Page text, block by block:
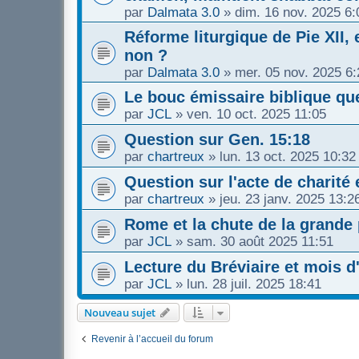
par Dalmata 3.0 » dim. 16 nov. 2025
Réforme liturgique de Pie
non ?
par Dalmata 3.0 » mer. 05 nov. 2025
Le bouc émissaire biblique
par JCL » ven. 10 oct. 2025 11:05
Question sur Gen. 15:18
par chartreux » lun. 13 oct. 2025 10:32
Question sur l'acte de charité
par chartreux » jeu. 23 janv. 2025
Rome et la chute de la
par JCL » sam. 30 août 2025 11:51
Lecture du Bréviaire et mois
par JCL » lun. 28 juil. 2025 18:41
Nouveau sujet
Revenir à l’accueil du forum